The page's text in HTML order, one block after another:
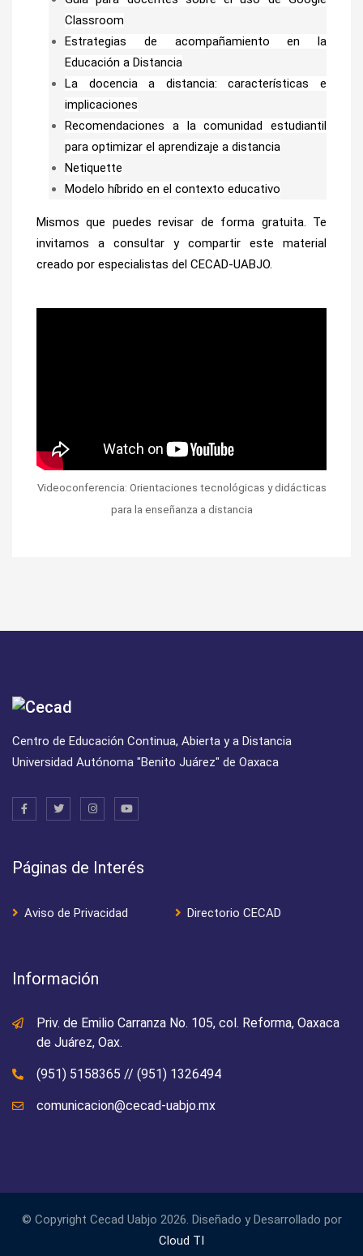
Classroom
Estrategias de acompañamiento en la
Educación a Distancia
La docencia a distancia: características e
implicaciones
Recomendaciones a la comunidad estudiantil
para optimizar el aprendizaje a distancia
Netiquette
Modelo híbrido en el contexto educativo
Mismos que puedes revisar de forma gratuita. Te
invitamos a consultar y compartir este material
creado por especialistas del CECAD-UABJO.
Videoconferencia: Orientaciones tecnológicas y didácticas
para la enseñanza a distancia
Centro de Educación Continua, Abierta y a Distancia
Universidad Autónoma "Benito Juárez" de Oaxaca
Páginas de Interés
Aviso de Privacidad Directorio CECAD
Información
Priv. de Emilio Carranza No. 105, col. Reforma, Oaxaca
de Juárez, Oax.
(951) 5158365 // (951) 1326494
comunicacion@cecad-uabjo.mx
© Copyright Cecad Uabjo 2026. Diseñado y Desarrollado por
Cloud TI